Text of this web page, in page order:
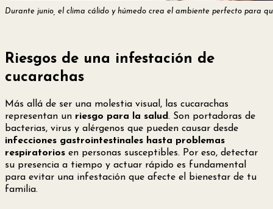
Durante junio, el clima cálido y húmedo crea el ambiente perfecto para
Riesgos de una infestación de
cucarachas
Más allá de ser una molestia visual, las cucarachas
representan un riesgo para la salud. Son portadoras de
bacterias, virus y alérgenos que pueden causar desde
infecciones gastrointestinales hasta problemas
respiratorios en personas susceptibles. Por eso, detectar
su presencia a tiempo y actuar rápido es fundamental
para evitar una infestación que afecte el bienestar de tu
familia.